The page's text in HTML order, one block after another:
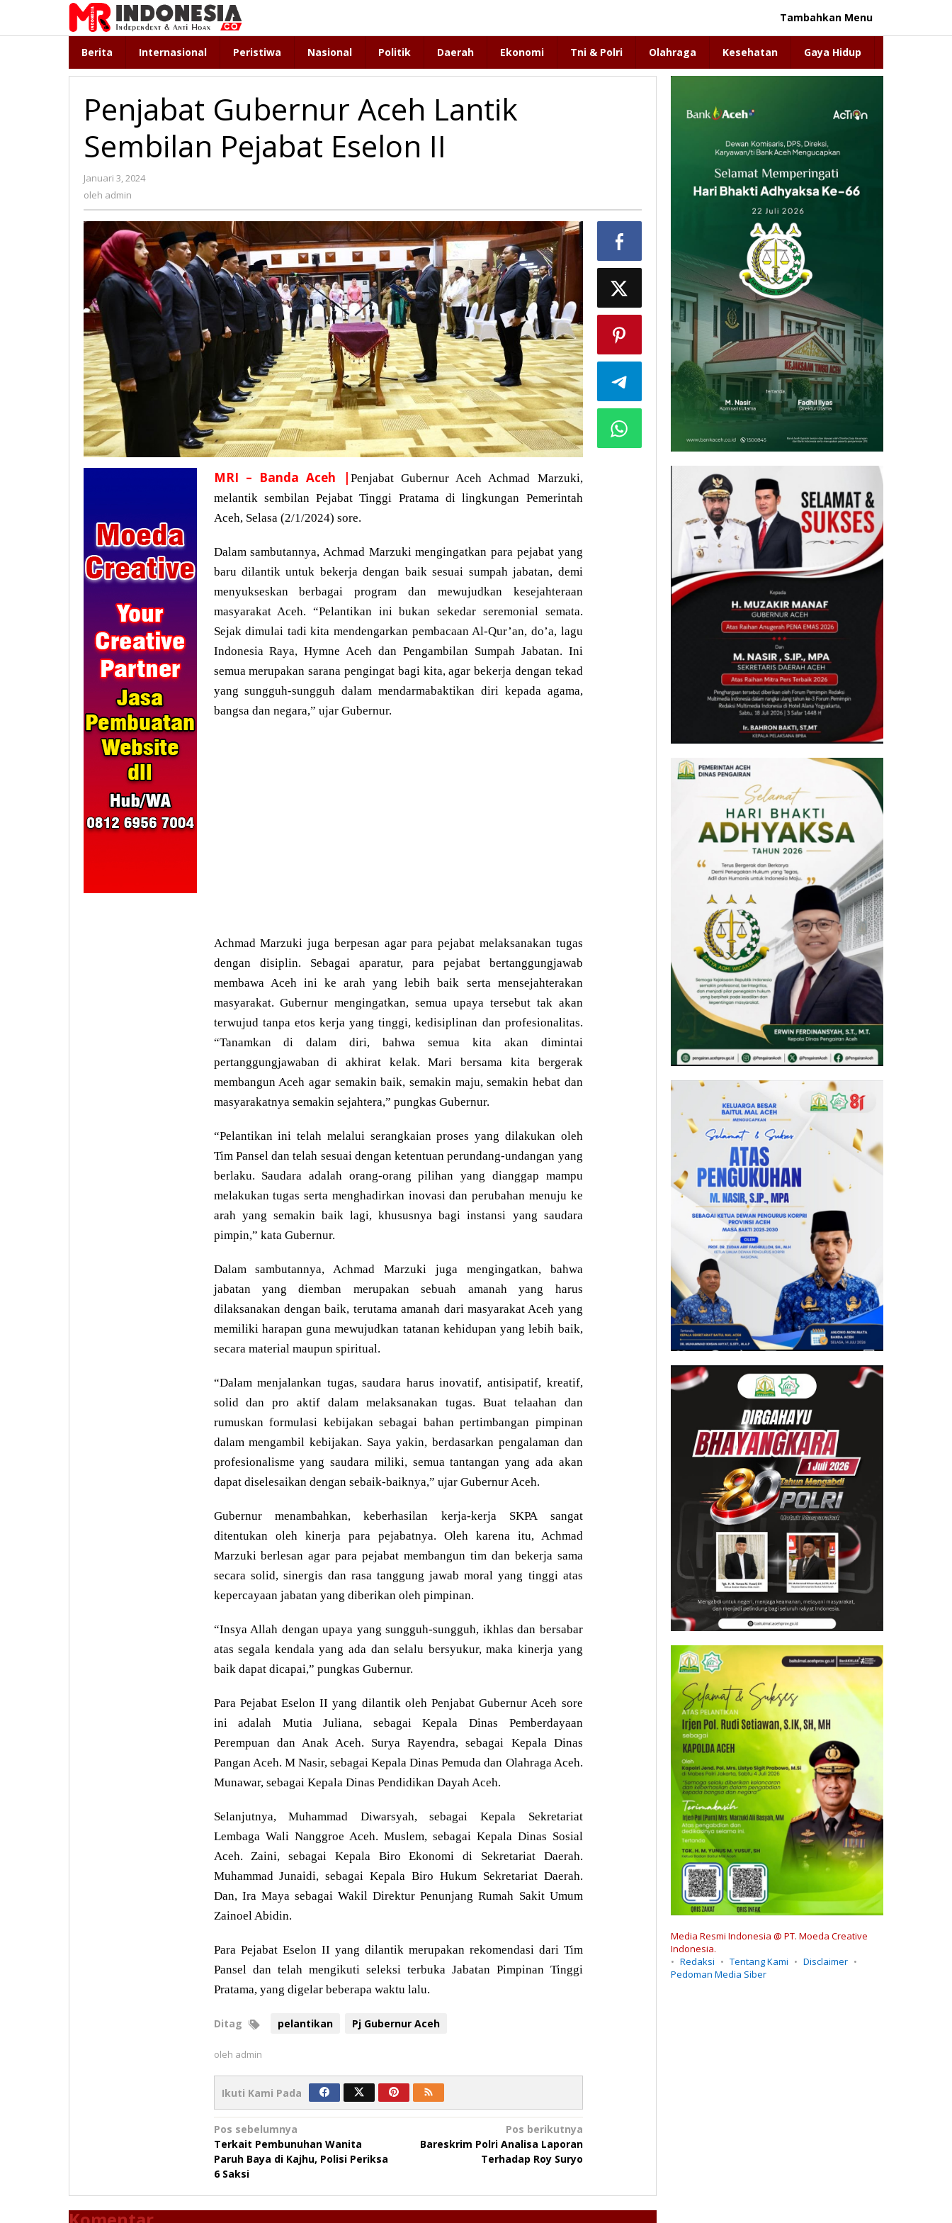
konten
Tambahkan Menu
Berita Internasional Peristiwa Nasional Politik Daerah Ekonomi Tni & Polri Olahraga Kesehatan Gaya Hidup
Penjabat Gubernur Aceh Lantik
Sembilan Pejabat Eselon II
Januari 3, 2024
oleh admin
MRI – Banda Aceh | Penjabat Gubernur Aceh Achmad Marzuki,
melantik sembilan Pejabat Tinggi Pratama di lingkungan Pemerintah
Aceh, Selasa (2/1/2024) sore.
Dalam sambutannya, Achmad Marzuki mengingatkan para pejabat yang
baru dilantik untuk bekerja dengan baik sesuai sumpah jabatan, demi
menyukseskan berbagai program dan mewujudkan kesejahteraan
masyarakat Aceh. “Pelantikan ini bukan sekedar seremonial semata.
Sejak dimulai tadi kita mendengarkan pembacaan Al-Qur’an, do’a, lagu
Indonesia Raya, Hymne Aceh dan Pengambilan Sumpah Jabatan. Ini
semua merupakan sarana pengingat bagi kita, agar bekerja dengan tekad
yang sungguh-sungguh dalam mendarmabaktikan diri kepada agama,
bangsa dan negara,” ujar Gubernur.
Achmad Marzuki juga berpesan agar para pejabat melaksanakan tugas
dengan disiplin. Sebagai aparatur, para pejabat bertanggungjawab
membawa Aceh ini ke arah yang lebih baik serta mensejahterakan
masyarakat. Gubernur mengingatkan, semua upaya tersebut tak akan
terwujud tanpa etos kerja yang tinggi, kedisiplinan dan profesionalitas.
“Tanamkan di dalam diri, bahwa semua kita akan dimintai
pertanggungjawaban di akhirat kelak. Mari bersama kita bergerak
membangun Aceh agar semakin baik, semakin maju, semakin hebat dan
masyarakatnya semakin sejahtera,” pungkas Gubernur.
“Pelantikan ini telah melalui serangkaian proses yang dilakukan oleh
Tim Pansel dan telah sesuai dengan ketentuan perundang-undangan yang
berlaku. Saudara adalah orang-orang pilihan yang dianggap mampu
melakukan tugas serta menghadirkan inovasi dan perubahan menuju ke
arah yang semakin baik lagi, khususnya bagi instansi yang saudara
pimpin,” kata Gubernur.
Dalam sambutannya, Achmad Marzuki juga mengingatkan, bahwa
jabatan yang diemban merupakan sebuah amanah yang harus
dilaksanakan dengan baik, terutama amanah dari masyarakat Aceh yang
memiliki harapan guna mewujudkan tatanan kehidupan yang lebih baik,
secara material maupun spiritual.
“Dalam menjalankan tugas, saudara harus inovatif, antisipatif, kreatif,
solid dan pro aktif dalam melaksanakan tugas. Buat telaahan dan
rumuskan formulasi kebijakan sebagai bahan pertimbangan pimpinan
dalam mengambil kebijakan. Saya yakin, berdasarkan pengalaman dan
profesionalisme yang saudara miliki, semua tantangan yang ada akan
dapat diselesaikan dengan sebaik-baiknya,” ujar Gubernur Aceh.
Gubernur menambahkan, keberhasilan kerja-kerja SKPA sangat
ditentukan oleh kinerja para pejabatnya. Oleh karena itu, Achmad
Marzuki berlesan agar para pejabat membangun tim dan bekerja sama
secara solid, sinergis dan rasa tanggung jawab moral yang tinggi atas
kepercayaan jabatan yang diberikan oleh pimpinan.
“Insya Allah dengan upaya yang sungguh-sungguh, ikhlas dan bersabar
atas segala kendala yang ada dan selalu bersyukur, maka kinerja yang
baik dapat dicapai,” pungkas Gubernur.
Para Pejabat Eselon II yang dilantik oleh Penjabat Gubernur Aceh sore
ini adalah Mutia Juliana, sebagai Kepala Dinas Pemberdayaan
Perempuan dan Anak Aceh. Surya Rayendra, sebagai Kepala Dinas
Pangan Aceh. M Nasir, sebagai Kepala Dinas Pemuda dan Olahraga Aceh.
Munawar, sebagai Kepala Dinas Pendidikan Dayah Aceh.
Selanjutnya, Muhammad Diwarsyah, sebagai Kepala Sekretariat
Lembaga Wali Nanggroe Aceh. Muslem, sebagai Kepala Dinas Sosial
Aceh. Zaini, sebagai Kepala Biro Ekonomi di Sekretariat Daerah.
Muhammad Junaidi, sebagai Kepala Biro Hukum Sekretariat Daerah.
Dan, Ira Maya sebagai Wakil Direktur Penunjang Rumah Sakit Umum
Zainoel Abidin.
Para Pejabat Eselon II yang dilantik merupakan rekomendasi dari Tim
Pansel dan telah mengikuti seleksi terbuka Jabatan Pimpinan Tinggi
Pratama, yang digelar beberapa waktu lalu.
Ditag pelantikan Pj Gubernur Aceh
oleh admin
Ikuti Kami Pada
Navigasi
pos
Pos sebelumnya
Terkait Pembunuhan Wanita
Paruh Baya di Kajhu, Polisi Periksa
6 Saksi
Pos berikutnya
Bareskrim Polri Analisa Laporan
Terhadap Roy Suryo
Media Resmi Indonesia @ PT. Moeda Creative
Indonesia.
Redaksi
Tentang Kami
Disclaimer
Pedoman Media Siber